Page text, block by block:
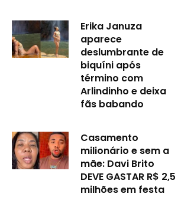
Erika Januza
aparece
deslumbrante de
biquíni após
término com
Arlindinho e deixa
fãs babando
Casamento
milionário e sem a
mãe: Davi Brito
DEVE GASTAR R$ 2,5
milhões em festa